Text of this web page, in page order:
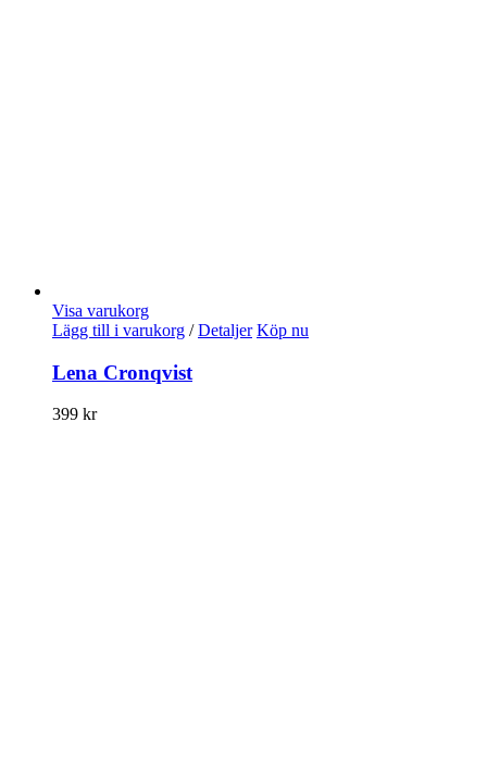
Visa varukorg
Lägg till i varukorg / Detaljer Köp nu
Lena Cronqvist
399 kr